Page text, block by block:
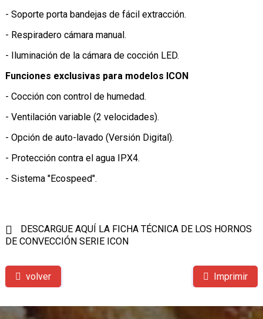
- Soporte porta bandejas de fácil extracción.
- Respiradero cámara manual.
- Iluminación de la cámara de cocción LED.
Funciones exclusivas para modelos ICON
- Cocción con control de humedad.
- Ventilación variable (2 velocidades).
- Opción de auto-lavado (Versión Digital).
- Protección contra el agua IPX4.
- Sistema "Ecospeed".
DESCARGUE AQUÍ LA FICHA TÉCNICA DE LOS HORNOS
DE CONVECCIÓN SERIE ICON
volver Imprimir